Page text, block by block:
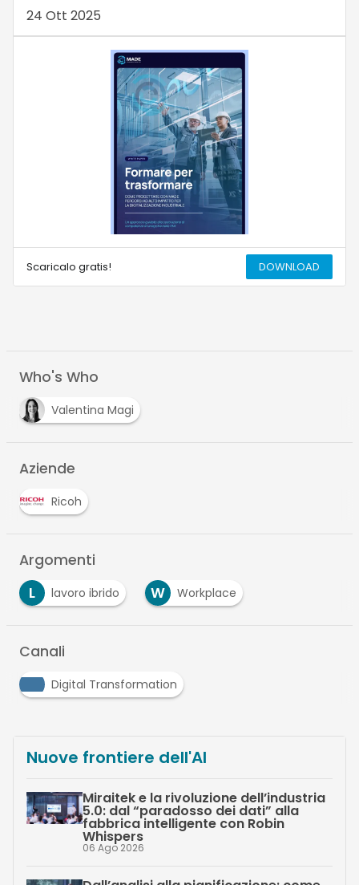
24 Ott 2025
Scaricalo gratis! DOWNLOAD
Who's Who
Valentina Magi
Aziende
Ricoh
Argomenti
L
lavoro ibrido W Workplace
Canali
Digital Transformation
Nuove frontiere dell'AI
Miraitek e la rivoluzione dell’industria
5.0: dal “paradosso dei dati” alla
fabbrica intelligente con Robin
Whispers
06 Ago 2026